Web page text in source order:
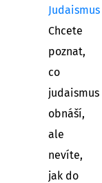
Judaismus
Chcete
poznat,
co
judaismus
obnáší,
ale
nevíte,
jak do